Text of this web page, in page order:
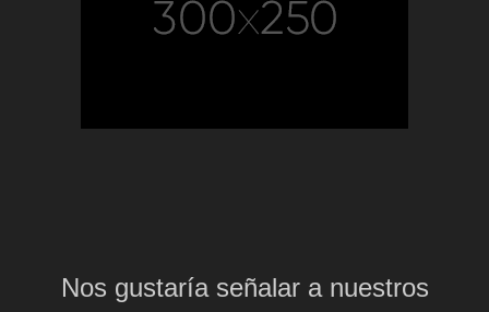
Nos gustaría señalar a nuestros